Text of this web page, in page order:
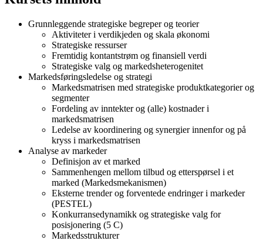
Grunnleggende strategiske begreper og teorier
Aktiviteter i verdikjeden og skala økonomi
Strategiske ressurser
Fremtidig kontantstrøm og finansiell verdi
Strategiske valg og markedsheterogenitet
Markedsføringsledelse og strategi
Markedsmatrisen med strategiske produktkategorier og
segmenter
Fordeling av inntekter og (alle) kostnader i
markedsmatrisen
Ledelse av koordinering og synergier innenfor og på
kryss i markedsmatrisen
Analyse av markeder
Definisjon av et marked
Sammenhengen mellom tilbud og etterspørsel i et
marked (Markedsmekanismen)
Eksterne trender og forventede endringer i markeder
(PESTEL)
Konkurransedynamikk og strategiske valg for
posisjonering (5 C)
Markedsstrukturer